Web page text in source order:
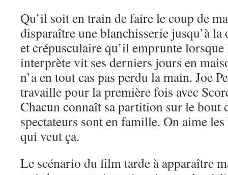
Qu’il soit en train de faire le coup de
disparaître une blanchisserie jusqu’à la
et crépusculaire qu’il emprunte
interprète vit ses derniers jours en
n’a en tout cas pas perdu la main. Joe
travaille pour la première fois avec
Chacun connaît sa partition sur le bout
spectateurs sont en famille. On aime
qui veut ça.
Le scénario du film tarde à apparaître